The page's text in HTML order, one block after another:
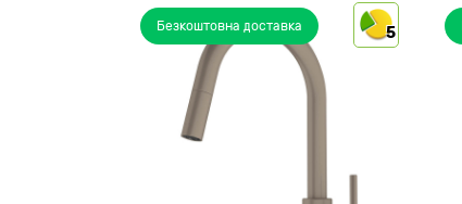
5
Безкоштовна доставка